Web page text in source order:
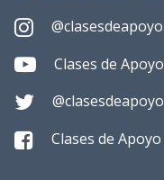
@clasesdeapoyo
Clases de Apoyo
@clasesdeapoyo
Clases de Apoyo